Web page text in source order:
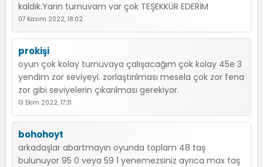
kaldık.Yarın turnuvam var çok TEŞEKKÜR EDERİM
07 Kasım 2022, 18:02
prokişi
oyun çok kolay turnuvaya çalışacağım çok kolay 45e 3
yendim zor seviyeyi. zorlaştırılması mesela çok zor fena
zor gibi seviyelerin çıkarılması gerekiyor.
13 Ekim 2022, 17:31
bohohoyt
arkadaşlar abartmayın oyunda toplam 48 taş
bulunuyor 95 0 veya 59 1 yenemezsiniz ayrıca max taş